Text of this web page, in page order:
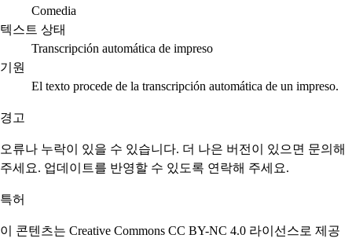
Comedia
텍스트 상태
Transcripción automática de impreso
기원
El texto procede de la transcripción automática de un impreso.
경고
오류나 누락이 있을 수 있습니다. 더 나은 버전이 있으면 문의해
주세요. 업데이트를 반영할 수 있도록 연락해 주세요.
특허
이 콘텐츠는 Creative Commons CC BY-NC 4.0 라이선스로 제공